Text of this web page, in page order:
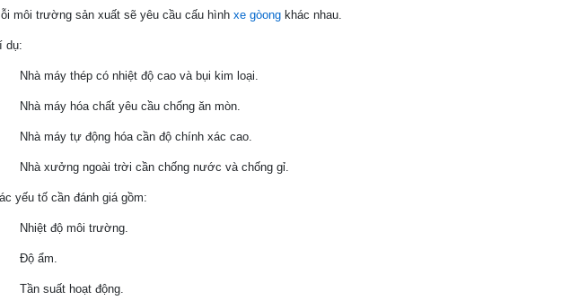
môi trường sản xuất sẽ yêu cầu cấu hình xe gòong khác nhau.
dụ:
Nhà máy thép có nhiệt độ cao và bụi kim loại.
Nhà máy hóa chất yêu cầu chống ăn mòn.
Nhà máy tự động hóa cần độ chính xác cao.
Nhà xưởng ngoài trời cần chống nước và chống gỉ.
yếu tố cần đánh giá gồm:
Nhiệt độ môi trường.
Độ ẩm.
Tần suất hoạt động.